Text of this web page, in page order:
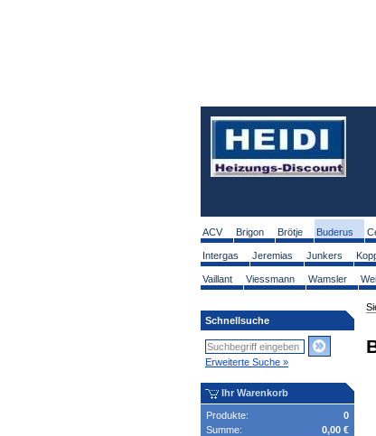
ACV Brigon Brötje Buderus
Intergas Jeremias Junkers
Vaillant Viessmann Wamsler
Schnellsuche
Erweiterte Suche »
Ihr Warenkorb
Produkte:
0
Summe:
0,00 €